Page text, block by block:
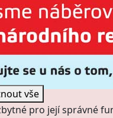
vše
pro její správné